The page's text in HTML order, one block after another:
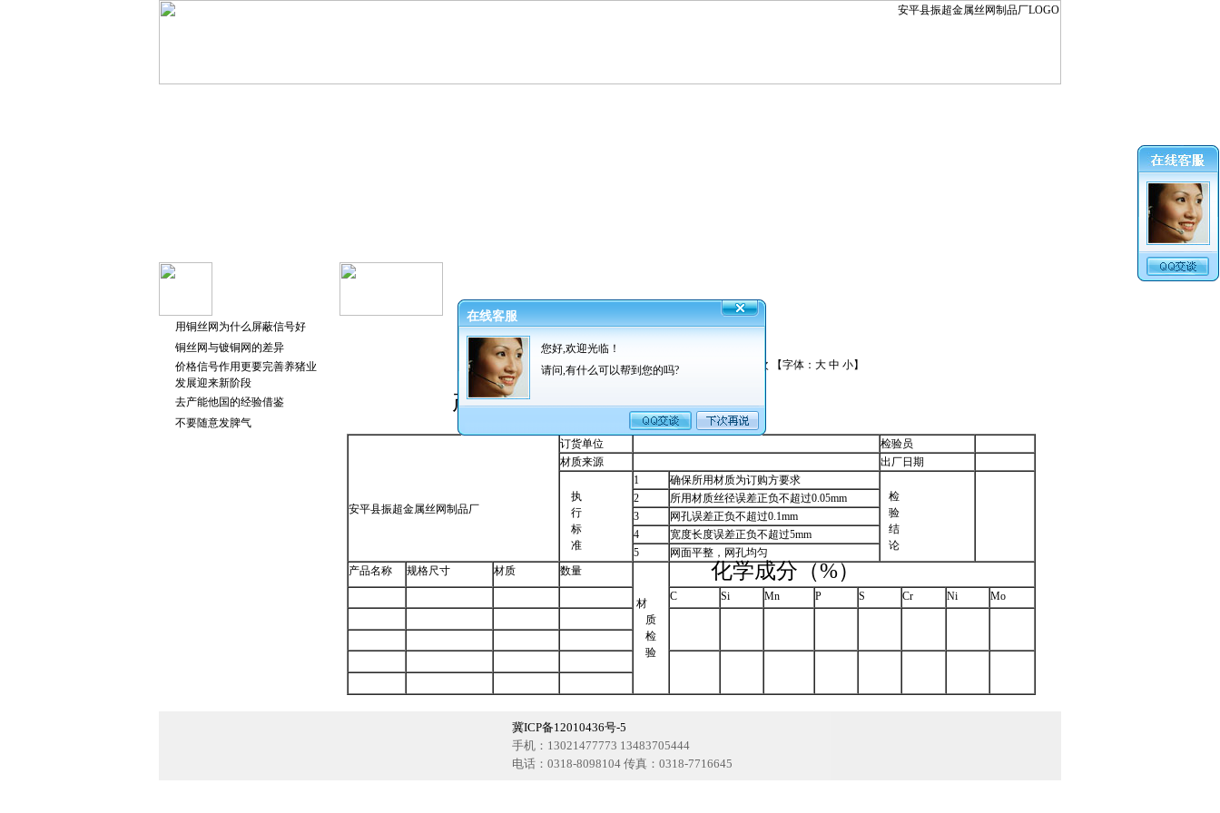
用铜丝网为什么屏蔽信号好
铜丝网与镀铜网的差异
价格信号作用更要完善养猪业
发展迎来新阶段
去产能他国的经验借鉴
不要随意发脾气
产品质量检验证明书
发布者：振超网业 发布时间：2013/3/4 阅读： 次 【字体： 大 中 小】
产品质量检验证明书
安平县振超金属丝网制品厂
订货单位
检验员
材质来源
出厂日期
执
行
标
准
1
确保所用材质为订购方要求
检
验
结
论
2
所用材质丝径误差正负不超过0.05mm
3
网孔误差正负不超过0.1mm
4
宽度长度误差正负不超过5mm
5
网面平整，网孔均匀
产品名称
规格尺寸 材质 数量
材
质
检
验
化学成分（%）
C Si Mn P S Cr Ni Mo
冀ICP备12010436号-5
手机：13021477773 13483705444
电话：0318-8098104 传真：0318-7716645
在线客服
您好,欢迎光临！
请问,有什么可以帮到您的吗?